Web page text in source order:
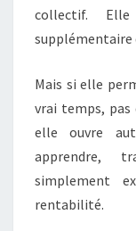
collectif.
supplémentaire
Mais si elle
vrai temps,
elle ouvre
apprendre,
simplement
rentabilité.